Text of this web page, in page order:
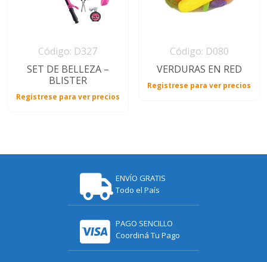
Código: D327
SET DE BELLEZA –
BLISTER
Registrese para ver precios
Código: D080
VERDURAS EN RED
Registrese para ver precios
ENVÍO GRATIS
Todo el País
PAGO SENCILLO
Coordiná Tu Pago